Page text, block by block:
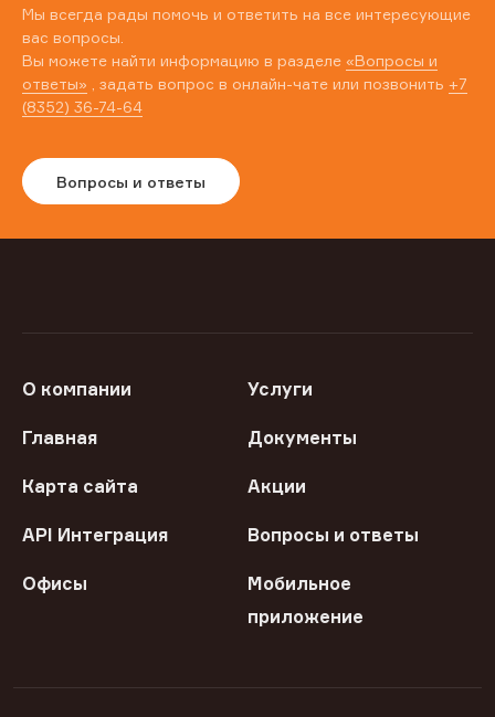
Мы всегда рады помочь и ответить на все интересующие
вас вопросы.
Вы можете найти информацию в разделе «Вопросы и
ответы» , задать вопрос в онлайн-чате или позвонить +7
(8352) 36-74-64
Вопросы и ответы
О компании Услуги
Главная Документы
Карта сайта Акции
API Интеграция Вопросы и ответы
Офисы
Мобильное
приложение